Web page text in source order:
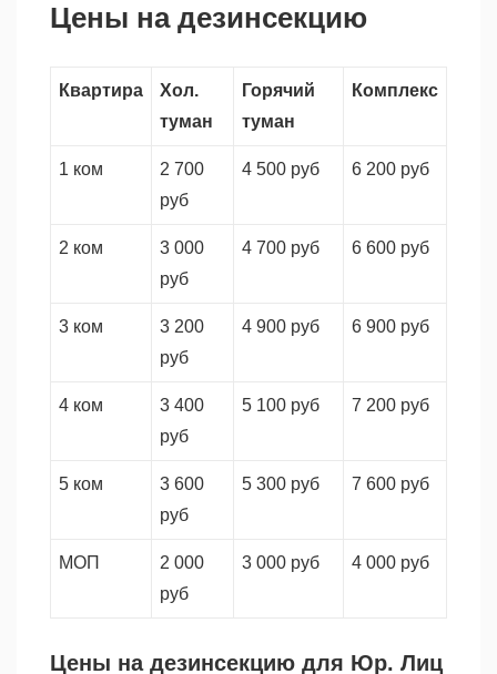
Цены на дезинсекцию
Квартира
Хол.
туман
Горячий
туман
Комплекс
1 ком
2 700
руб
4 500 руб 6 200 руб
2 ком
3 000
руб
4 700 руб 6 600 руб
3 ком
3 200
руб
4 900 руб 6 900 руб
4 ком
3 400
руб
5 100 руб 7 200 руб
5 ком
3 600
руб
5 300 руб 7 600 руб
МОП
2 000
руб
3 000 руб 4 000 руб
Цены на дезинсекцию для Юр. Лиц